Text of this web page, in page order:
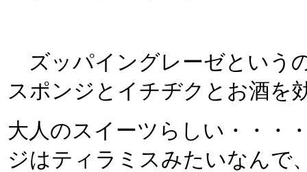
ズッパイングレーゼという
スポンジとイチヂクとお酒を
大人のスイーツらしい・・・
ジはティラミスみたいなんで